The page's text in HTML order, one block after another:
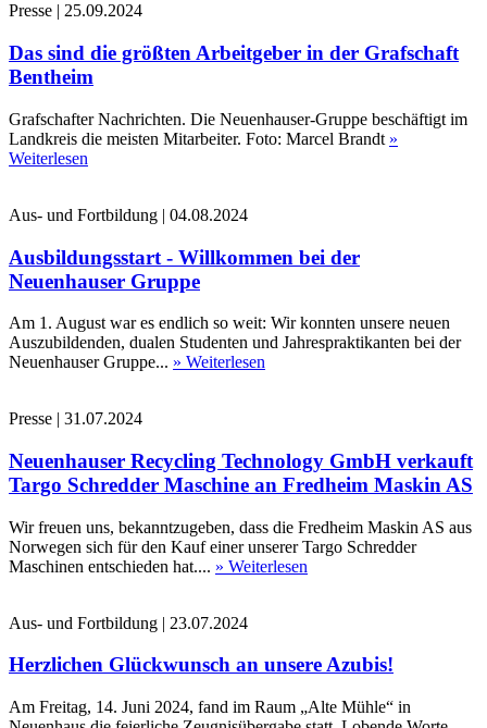
Presse | 25.09.2024
Das sind die größten Arbeitgeber in der Grafschaft
Bentheim
Grafschafter Nachrichten. Die Neuenhauser-Gruppe beschäftigt im
Landkreis die meisten Mitarbeiter. Foto: Marcel Brandt »
Weiterlesen
Aus- und Fortbildung | 04.08.2024
Ausbildungsstart - Willkommen bei der
Neuenhauser Gruppe
Am 1. August war es endlich so weit: Wir konnten unsere neuen
Auszubildenden, dualen Studenten und Jahrespraktikanten bei der
Neuenhauser Gruppe... » Weiterlesen
Presse | 31.07.2024
Neuenhauser Recycling Technology GmbH verkauft
Targo Schredder Maschine an Fredheim Maskin AS
Wir freuen uns, bekanntzugeben, dass die Fredheim Maskin AS aus
Norwegen sich für den Kauf einer unserer Targo Schredder
Maschinen entschieden hat.... » Weiterlesen
Aus- und Fortbildung | 23.07.2024
Herzlichen Glückwunsch an unsere Azubis!
Am Freitag, 14. Juni 2024, fand im Raum „Alte Mühle“ in